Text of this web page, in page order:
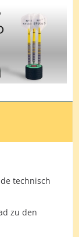
technisch
zu den